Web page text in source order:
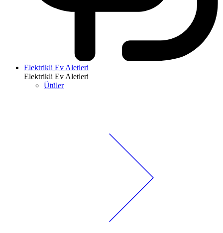
Elektrikli Ev Aletleri
Elektrikli Ev Aletleri
Ütüler